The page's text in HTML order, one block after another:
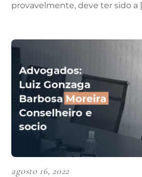
provavelmente, deve ter sido a
agosto 16, 2022